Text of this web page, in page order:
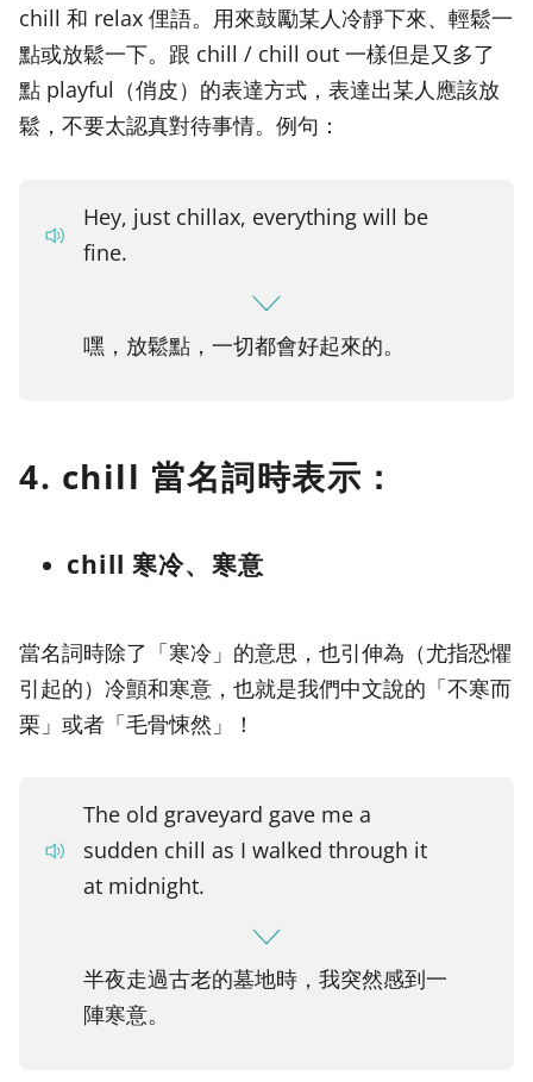
chill 和 relax 俚語。用來鼓勵某人冷靜下來、輕鬆一
點或放鬆一下。跟 chill / chill out 一樣但是又多了
點 playful（俏皮）的表達方式，表達出某人應該放
鬆，不要太認真對待事情。例句：
Hey, just chillax, everything will be
fine.
嘿，放鬆點，一切都會好起來的。
4. chill 當名詞時表示：
chill 寒冷、寒意
當名詞時除了「寒冷」的意思，也引伸為（尤指恐懼
引起的）冷顫和寒意，也就是我們中文說的「不寒而
栗」或者「毛骨悚然」！
The old graveyard gave me a
sudden chill as I walked through it
at midnight.
半夜走過古老的墓地時，我突然感到一
陣寒意。